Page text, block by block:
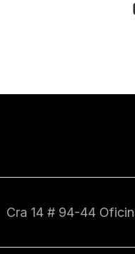
Cra 14 # 94-44